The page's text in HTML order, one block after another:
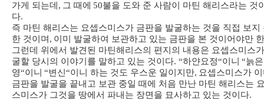
가게 되는데 , 그 때에 50불을 도와 준 사람이 마틴 해리스라는 것
다.
즉 마틴 해리스는 요셉스미스가 금판을 발굴하는 것을 직접 보지
한 것이며 , 이미 발굴하여 보관하고 있는 금판을 본 것이어야만
그런데 위에서 발견된 마틴해리스의 편지의 내용은 요셉스미스
굴할 당시의 이야기를 말하고 있는 것이다. “하얀요정“이니 “늙은
영“이니 “변신 “이니 하는 것도 우스운 일이지만, 요셉스미스가
금판을 발굴을 끝내고 보관 중일 때에 처음 만난 마틴 해리스는
스미스가 그것을 땅에서 파내는 장면을 묘사하고 있는 것이다.